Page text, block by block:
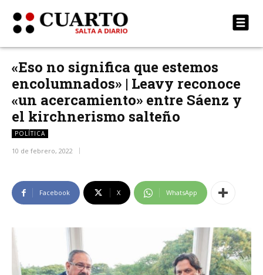
«Eso no significa que estemos
encolumnados» | Leavy reconoce
«un acercamiento» entre Sáenz y
el kirchnerismo salteño
POLÍTICA
10 de febrero, 2022
Facebook X WhatsApp